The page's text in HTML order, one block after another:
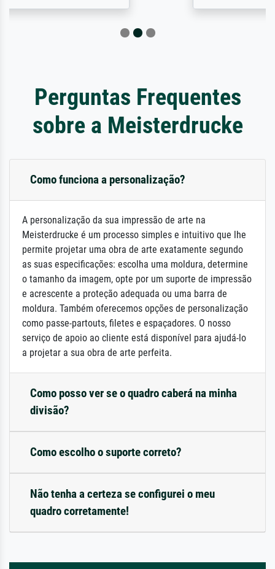
Perguntas Frequentes
sobre a Meisterdrucke
Como funciona a personalização?
A personalização da sua impressão de arte na
Meisterdrucke é um processo simples e intuitivo que lhe
permite projetar uma obra de arte exatamente segundo
as suas especificações: escolha uma moldura, determine
o tamanho da imagem, opte por um suporte de impressão
e acrescente a proteção adequada ou uma barra de
moldura. Também oferecemos opções de personalização
como passe-partouts, filetes e espaçadores. O nosso
serviço de apoio ao cliente está disponível para ajudá-lo
a projetar a sua obra de arte perfeita.
Como posso ver se o quadro caberá na minha
divisão?
Como escolho o suporte correto?
Não tenha a certeza se configurei o meu
quadro corretamente!